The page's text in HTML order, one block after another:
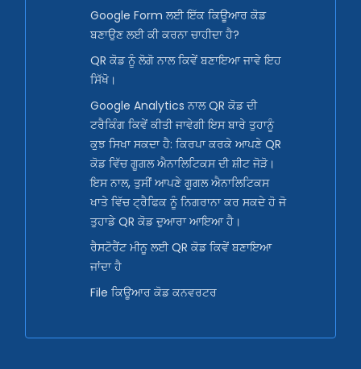
Google Form ਲਈ ਇੱਕ ਕਿਊਆਰ ਕੋਡ
ਬਣਾਉਣ ਲਈ ਕੀ ਕਰਨਾ ਚਾਹੀਦਾ ਹੈ?
QR ਕੋਡ ਨੂੰ ਲੋਗੋ ਨਾਲ ਕਿਵੇਂ ਬਣਾਇਆ ਜਾਵੇ ਇਹ
ਸਿੱਖੋ।
Google Analytics ਨਾਲ QR ਕੋਡ ਦੀ
ਟਰੈਕਿੰਗ ਕਿਵੇਂ ਕੀਤੀ ਜਾਵੇਗੀ ਇਸ ਬਾਰੇ ਤੁਹਾਨੂੰ
ਕੁਝ ਸਿਖਾ ਸਕਦਾ ਹੈ: ਕਿਰਪਾ ਕਰਕੇ ਆਪਣੇ QR
ਕੋਡ ਵਿੱਚ ਗੂਗਲ ਐਨਾਲਿਟਿਕਸ ਦੀ ਸ਼ੀਟ ਜੋੜੋ।
ਇਸ ਨਾਲ, ਤੁਸੀਂ ਆਪਣੇ ਗੂਗਲ ਐਨਾਲਿਟਿਕਸ
ਖਾਤੇ ਵਿੱਚ ਟ੍ਰੈਫਿਕ ਨੂੰ ਨਿਗਰਾਨਾ ਕਰ ਸਕਦੇ ਹੋ ਜੋ
ਤੁਹਾਡੇ QR ਕੋਡ ਦੁਆਰਾ ਆਇਆ ਹੈ।
ਰੈਸਟੋਰੈਂਟ ਮੀਨੂ ਲਈ QR ਕੋਡ ਕਿਵੇਂ ਬਣਾਇਆ
ਜਾਂਦਾ ਹੈ
File ਕਿਊਆਰ ਕੋਡ ਕਨਵਰਟਰ